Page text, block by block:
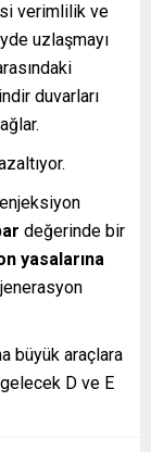
verimlilik ve
uzlaşmayı
duvarları
değerinde bir
yasalarına
büyük araçlara
D ve E